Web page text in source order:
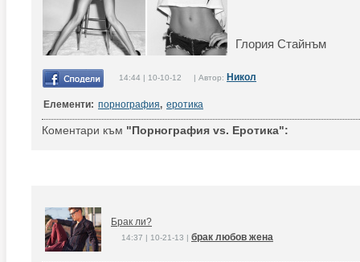
Глория Стайнъм
14:44 | 10-10-12 | Автор: Никол
Елементи: порнография, еротика
Коментари към "Порнография vs. Еротика":
Брак ли?
14:37 | 10-21-13 | брак любов жена